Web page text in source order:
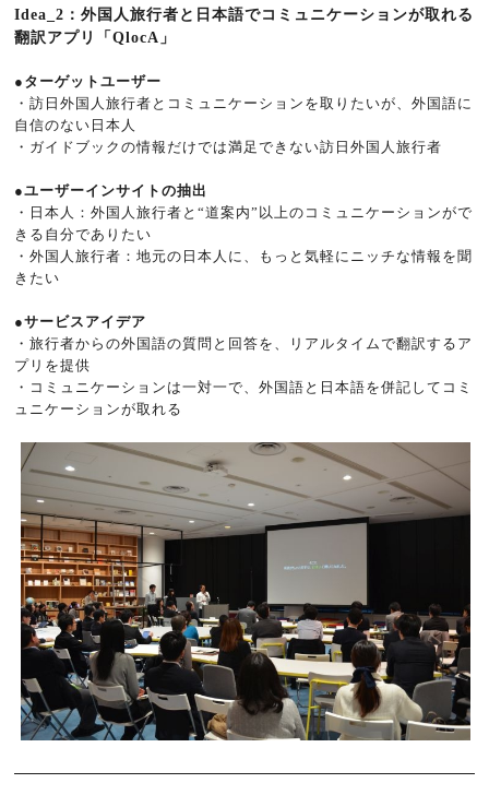
Idea_2：外国人旅行者と日本語でコミュニケーションが取れる
翻訳アプリ「QlocA」
●ターゲットユーザー
・訪日外国人旅行者とコミュニケーションを取りたいが、外国語に
自信のない日本人
・ガイドブックの情報だけでは満足できない訪日外国人旅行者
●ユーザーインサイトの抽出
・日本人：外国人旅行者と“道案内”以上のコミュニケーションがで
きる自分でありたい
・外国人旅行者：地元の日本人に、もっと気軽にニッチな情報を聞
きたい
●サービスアイデア
・旅行者からの外国語の質問と回答を、リアルタイムで翻訳するア
プリを提供
・コミュニケーションは一対一で、外国語と日本語を併記してコミ
ュニケーションが取れる